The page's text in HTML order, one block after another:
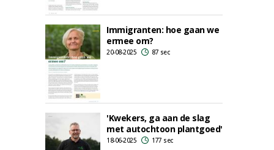
Immigranten: hoe gaan we
ermee om?
20-08-2025 87 sec
'Kwekers, ga aan de slag
met autochtoon plantgoed'
18-06-2025 177 sec